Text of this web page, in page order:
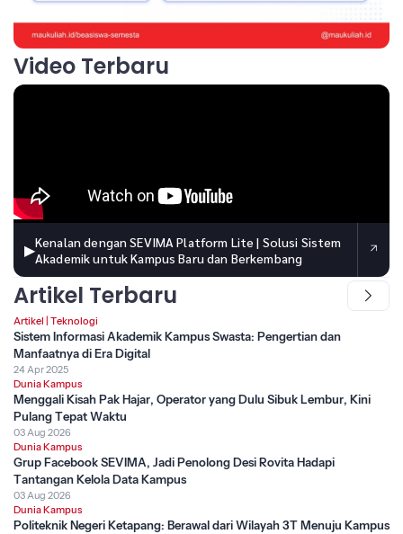
Video Terbaru
▶Kenalan dengan SEVIMA Platform Lite | Solusi Sistem
Akademik untuk Kampus Baru dan Berkembang
Artikel Terbaru
Artikel Teknologi
Sistem Informasi Akademik Kampus Swasta: Pengertian dan
Manfaatnya di Era Digital
24 Apr 2025
Dunia Kampus
Menggali Kisah Pak Hajar, Operator yang Dulu Sibuk Lembur, Kini
Pulang Tepat Waktu
03 Aug 2026
Dunia Kampus
Grup Facebook SEVIMA, Jadi Penolong Desi Rovita Hadapi
Tantangan Kelola Data Kampus
03 Aug 2026
Dunia Kampus
Politeknik Negeri Ketapang: Berawal dari Wilayah 3T Menuju Kampus